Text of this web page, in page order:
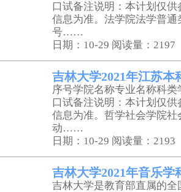
口试备注说明：本计划仅
信息为准。法学院法学普
号……
日期：10-29 阅读量：2197
吉林大学2021年江苏本
序号学院名称专业名称科
口试备注说明：本计划仅
信息为准。哲学社会学院
动……
日期：10-29 阅读量：2193
吉林大学2021年音乐学
吉林大学是教育部直属的